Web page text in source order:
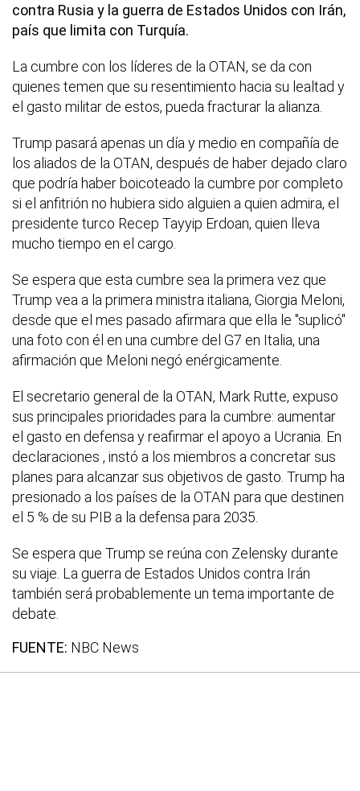
contra Rusia y la guerra de Estados Unidos con Irán,
país que limita con Turquía.
La cumbre con los líderes de la OTAN, se da con
quienes temen que su resentimiento hacia su lealtad y
el gasto militar de estos, pueda fracturar la alianza.
Trump pasará apenas un día y medio en compañía de
los aliados de la OTAN, después de haber dejado claro
que podría haber boicoteado la cumbre por completo
si el anfitrión no hubiera sido alguien a quien admira, el
presidente turco Recep Tayyip Erdoan, quien lleva
mucho tiempo en el cargo.
Se espera que esta cumbre sea la primera vez que
Trump vea a la primera ministra italiana, Giorgia Meloni,
desde que el mes pasado afirmara que ella le "suplicó"
una foto con él en una cumbre del G7 en Italia, una
afirmación que Meloni negó enérgicamente.
El secretario general de la OTAN, Mark Rutte, expuso
sus principales prioridades para la cumbre: aumentar
el gasto en defensa y reafirmar el apoyo a Ucrania. En
declaraciones , instó a los miembros a concretar sus
planes para alcanzar sus objetivos de gasto. Trump ha
presionado a los países de la OTAN para que destinen
el 5 % de su PIB a la defensa para 2035.
Se espera que Trump se reúna con Zelensky durante
su viaje. La guerra de Estados Unidos contra Irán
también será probablemente un tema importante de
debate.
FUENTE: NBC News